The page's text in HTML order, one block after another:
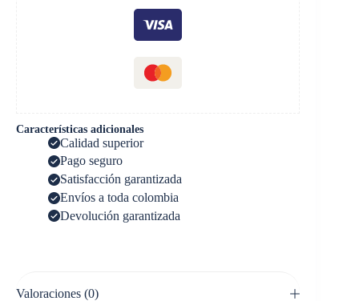
Características adicionales
Calidad superior
Pago seguro
Satisfacción garantizada
Envíos a toda colombia
Devolución garantizada
Valoraciones (0)